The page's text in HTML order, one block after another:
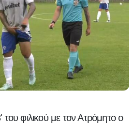
φιλικού με τον Ατρόμητο ο